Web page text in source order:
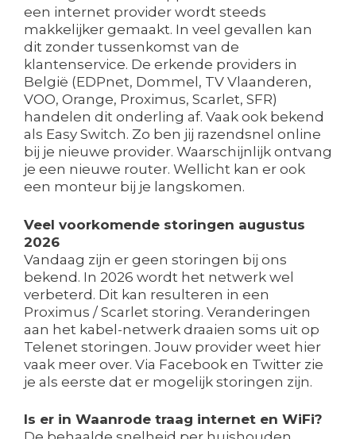
een internet provider wordt steeds
makkelijker gemaakt. In veel gevallen kan
dit zonder tussenkomst van de
klantenservice. De erkende providers in
België (EDPnet, Dommel, TV Vlaanderen,
VOO, Orange, Proximus, Scarlet, SFR)
handelen dit onderling af. Vaak ook bekend
als Easy Switch. Zo ben jij razendsnel online
bij je nieuwe provider. Waarschijnlijk ontvang
je een nieuwe router. Wellicht kan er ook
een monteur bij je langskomen.
Veel voorkomende storingen augustus
2026
Vandaag zijn er geen storingen bij ons
bekend. In 2026 wordt het netwerk wel
verbeterd. Dit kan resulteren in een
Proximus / Scarlet storing. Veranderingen
aan het kabel-netwerk draaien soms uit op
Telenet storingen. Jouw provider weet hier
vaak meer over. Via Facebook en Twitter zie
je als eerste dat er mogelijk storingen zijn.
Is er in Waanrode traag internet en WiFi?